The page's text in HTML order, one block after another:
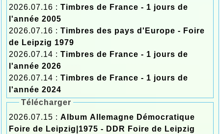
2026.07.16 : Timbres de France - 1 jours de
l'année 2005
2026.07.16 : Timbres des pays d'Europe - Foire
de Leipzig 1979
2026.07.14 : Timbres de France - 1 jours de
l'année 2026
2026.07.14 : Timbres de France - 1 jours de
l'année 2024
Télécharger
2026.07.15 : Album Allemagne Démocratique
Foire de Leipzig|1975 - DDR Foire de Leipzig